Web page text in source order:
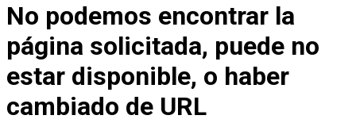
No podemos encontrar la
página solicitada, puede no
estar disponible, o haber
cambiado de URL